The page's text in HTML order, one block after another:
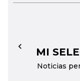
MI
Noticias
←